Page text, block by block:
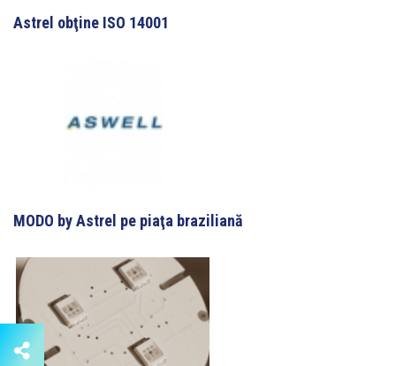
Astrel obţine ISO 14001
MODO by Astrel pe piaţa braziliană